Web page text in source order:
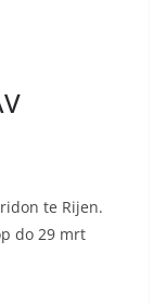
te Rijen.
do 29 mrt